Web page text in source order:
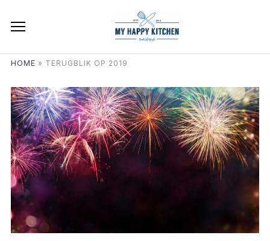
HOME » TERUGBLIK OP 2019